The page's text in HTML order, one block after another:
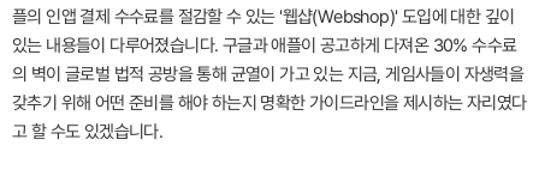
플의 인앱 결제 수수료를 절감할 수 있는 '웹샵(Webshop)' 도입에 대한 깊이
있는 내용들이 다루어졌습니다. 구글과 애플이 공고하게 다져온 30% 수수료
의 벽이 글로벌 법적 공방을 통해 균열이 가고 있는 지금, 게임사들이 자생력을
갖추기 위해 어떤 준비를 해야 하는지 명확한 가이드라인을 제시하는 자리였다
고 할 수도 있겠습니다.